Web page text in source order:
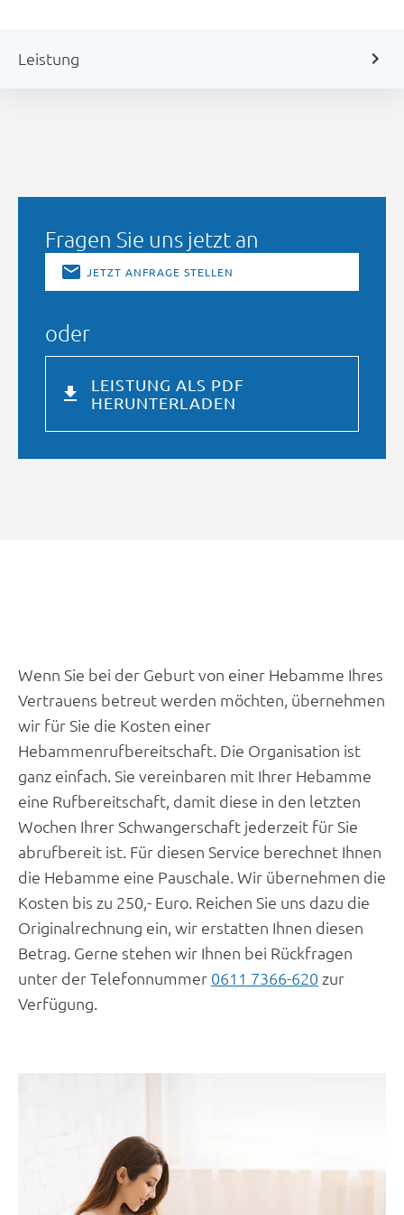
Leistung
Fragen Sie uns jetzt an
JETZT ANFRAGE STELLEN
oder
LEISTUNG ALS PDF
HERUNTERLADEN
Wenn Sie bei der Geburt von einer Hebamme Ihres
Vertrauens betreut werden möchten, übernehmen
wir für Sie die Kosten einer
Hebammenrufbereitschaft. Die Organisation ist
ganz einfach. Sie vereinbaren mit Ihrer Hebamme
eine Rufbereitschaft, damit diese in den letzten
Wochen Ihrer Schwangerschaft jederzeit für Sie
abrufbereit ist. Für diesen Service berechnet Ihnen
die Hebamme eine Pauschale. Wir übernehmen die
Kosten bis zu 250,- Euro. Reichen Sie uns dazu die
Originalrechnung ein, wir erstatten Ihnen diesen
Betrag. Gerne stehen wir Ihnen bei Rückfragen
unter der Telefonnummer 0611 7366-620 zur
Verfügung.